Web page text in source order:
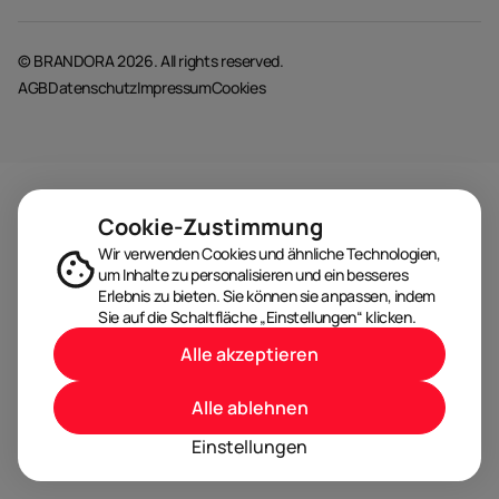
© BRANDORA 2026. All rights reserved.
AGBDatenschutzImpressumCookies
Cookie-Zustimmung
Wir verwenden Cookies und ähnliche Technologien,
um Inhalte zu personalisieren und ein besseres
Erlebnis zu bieten. Sie können sie anpassen, indem
Sie auf die Schaltfläche „Einstellungen“ klicken.
Einstellungen
Alle ablehnen
Alle akzeptieren